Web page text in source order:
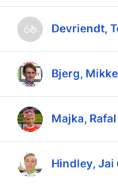
Devriendt,
Bjerg,
Majka, Rafal
Hindley, Jai